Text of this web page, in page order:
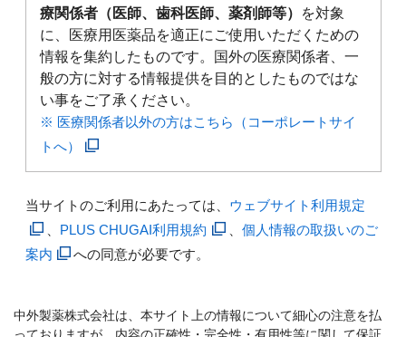
療関係者（医師、歯科医師、薬剤師等）
を対象
に、医療用医薬品を適正にご使用いただくための
情報を集約したものです。国外の医療関係者、一
般の方に対する情報提供を目的としたものではな
い事をご了承ください。
※ 医療関係者以外の方はこちら（コーポレートサイ
トへ）
当サイトのご利用にあたっては、 ウェブサイト利用規定
PLUS CHUGAI利用規約
個人情報の取扱いのご
案内
への同意が必要です。
中外製薬株式会社は、本サイト上の情報について細心の注意を払
っておりますが、内容の正確性・完全性・有用性等に関して保証